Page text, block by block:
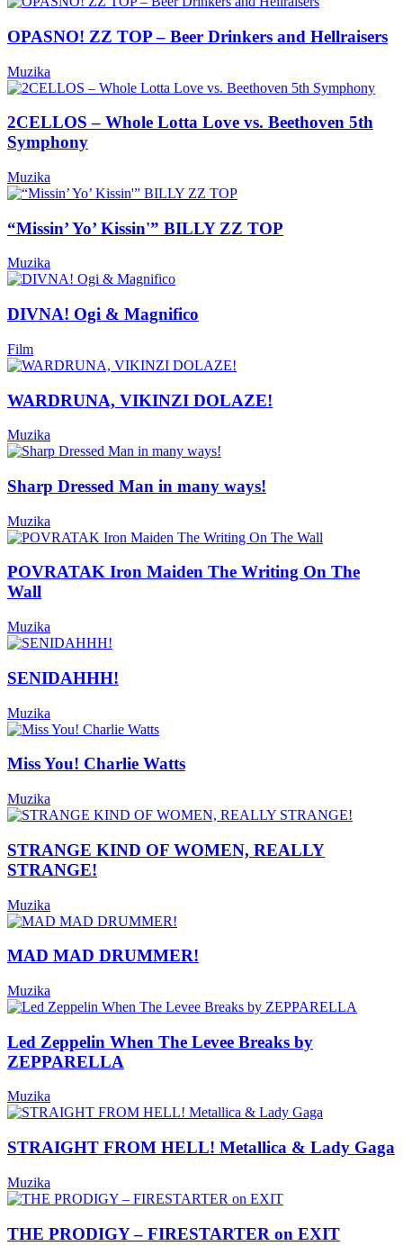
OPASNO! ZZ TOP – Beer Drinkers and Hellraisers
Muzika
2CELLOS – Whole Lotta Love vs. Beethoven 5th
Symphony
Muzika
“Missin’ Yo’ Kissin'” BILLY ZZ TOP
Muzika
DIVNA! Ogi & Magnifico
Film
WARDRUNA, VIKINZI DOLAZE!
Muzika
Sharp Dressed Man in many ways!
Muzika
POVRATAK Iron Maiden The Writing On The
Wall
Muzika
SENIDAHHH!
Muzika
Miss You! Charlie Watts
Muzika
STRANGE KIND OF WOMEN, REALLY
STRANGE!
Muzika
MAD MAD DRUMMER!
Muzika
Led Zeppelin When The Levee Breaks by
ZEPPARELLA
Muzika
STRAIGHT FROM HELL! Metallica & Lady Gaga
Muzika
THE PRODIGY – FIRESTARTER on EXIT